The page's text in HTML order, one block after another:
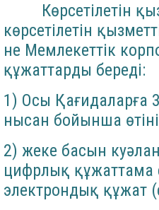
Көрсетілетін
көрсетілетін
не Мемлекеттік
құжаттарды береді:
1) Осы Қағидаларға
нысан бойынша
2) жеке басын
цифрлық құжаттама
электрондық құжат